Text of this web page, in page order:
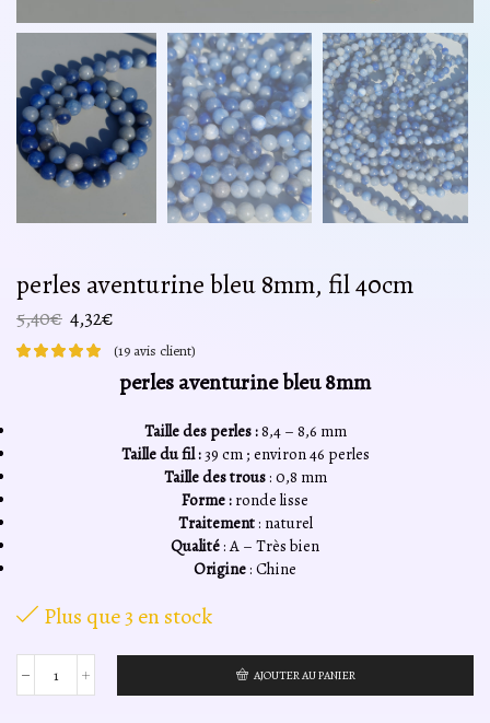
perles aventurine bleu 8mm, fil 40cm
5,40€ Le
prix
initial
4,32€
prix
actuel
est :
(19 avis client)
perles aventurine bleu 8mm
Taille des perles :8,4 – 8,6 mm
Taille du fil :39 cm ; environ 46 perles
Taille des trous: 0,8 mm
Forme : ronde lisse
Traitement: naturel
Qualité: A – Très bien
Origine: Chine
Plus que 3 en stock
quantité
AJOUTER AU PANIER